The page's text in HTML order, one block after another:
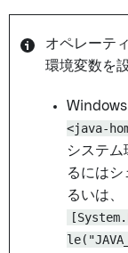
オペレーテ
環境変数を
<java-
システ
るには
るいは、